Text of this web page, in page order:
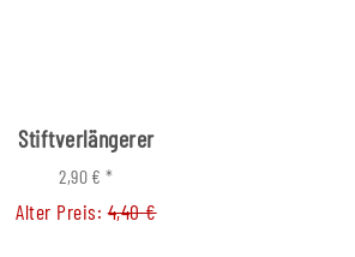
Stiftverlängerer
2,90 €*
Alter Preis:4,40 €